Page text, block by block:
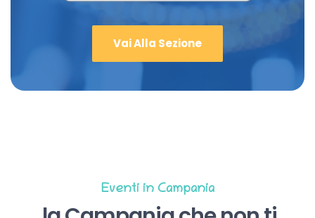
Vai Alla Sezione
Eventi in Campania